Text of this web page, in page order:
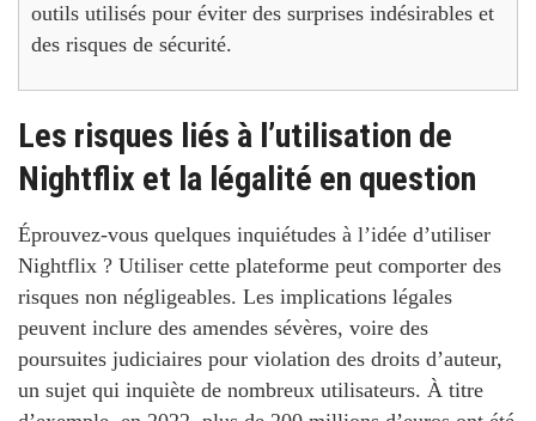
outils utilisés pour éviter des surprises indésirables et
des risques de sécurité.
Les risques liés à l’utilisation de
Nightflix et la légalité en question
Éprouvez-vous quelques inquiétudes à l’idée d’utiliser
Nightflix ? Utiliser cette plateforme peut comporter des
risques non négligeables. Les implications légales
peuvent inclure des amendes sévères, voire des
poursuites judiciaires pour violation des droits d’auteur,
un sujet qui inquiète de nombreux utilisateurs. À titre